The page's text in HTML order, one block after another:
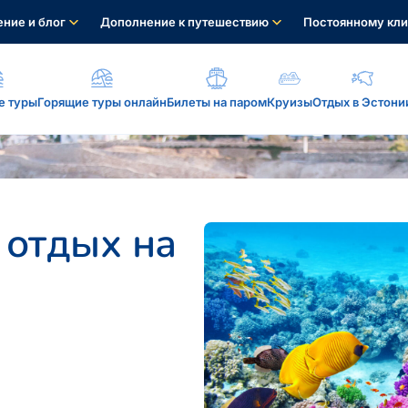
и блог Дополнение к путешествию Постоянному
турыГорящие туры онлайнБилеты на паромКруизыОтдых в
услуги...
reisikaubad.ee, Airalo eSim...
на